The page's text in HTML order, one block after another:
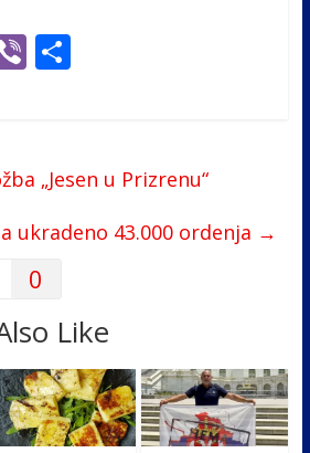
Vi S
„Jesen u Prizrenu“
ukradeno 43.000 ordenja →
0
Like